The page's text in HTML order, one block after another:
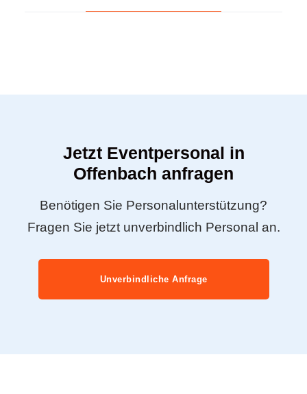
Jetzt Eventpersonal in
Offenbach anfragen
Benötigen Sie Personalunterstützung?
Fragen Sie jetzt unverbindlich Personal an.
Unverbindliche Anfrage